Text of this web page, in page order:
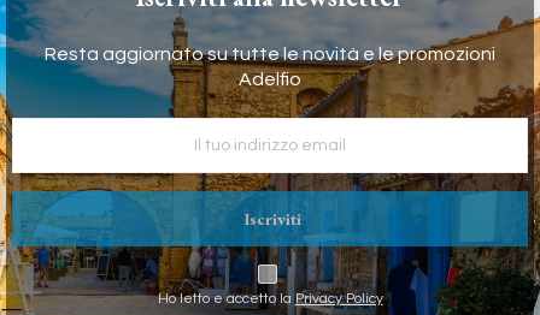
Resta aggiornato su tutte le novità e le promozioni
Adelfio
Iscriviti
Ho letto e accetto la Privacy Policy